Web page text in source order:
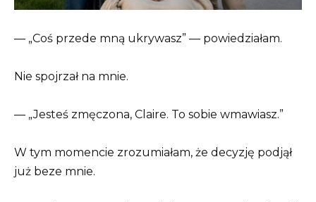
— „Coś przede mną ukrywasz” — powiedziałam.
Nie spojrzał na mnie.
— „Jesteś zmęczona, Claire. To sobie wmawiasz.”
W tym momencie zrozumiałam, że decyzję podjął
już beze mnie.